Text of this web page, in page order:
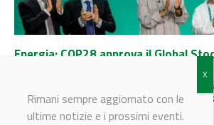
Energia: COP28 approva il Global
I 198 delegati - riuniti alla Conferenza delle
cambiamenti climatici a Dubai - hanno
Rimani sempre aggiornato con le
ultime notizie e i prossimi eventi.